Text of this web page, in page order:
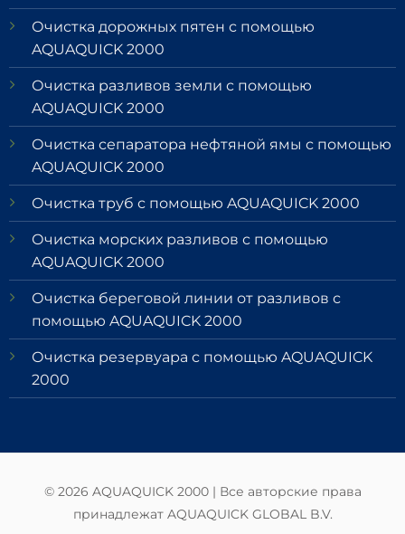
Очистка дорожных пятен с помощью
AQUAQUICK 2000
Очистка разливов земли с помощью
AQUAQUICK 2000
Очистка сепаратора нефтяной ямы с помощью
AQUAQUICK 2000
Очистка труб с помощью AQUAQUICK 2000
Очистка морских разливов с помощью
AQUAQUICK 2000
Очистка береговой линии от разливов с
помощью AQUAQUICK 2000
Очистка резервуара с помощью AQUAQUICK
2000
© 2026 AQUAQUICK 2000 | Все авторские права
принадлежат AQUAQUICK GLOBAL B.V.